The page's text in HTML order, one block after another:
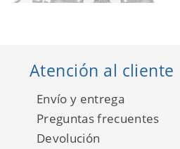
Atención al cliente
Envío y entrega
Preguntas frecuentes
Devolución